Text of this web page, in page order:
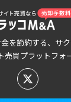
を節約する、サ
売買プラットフォ